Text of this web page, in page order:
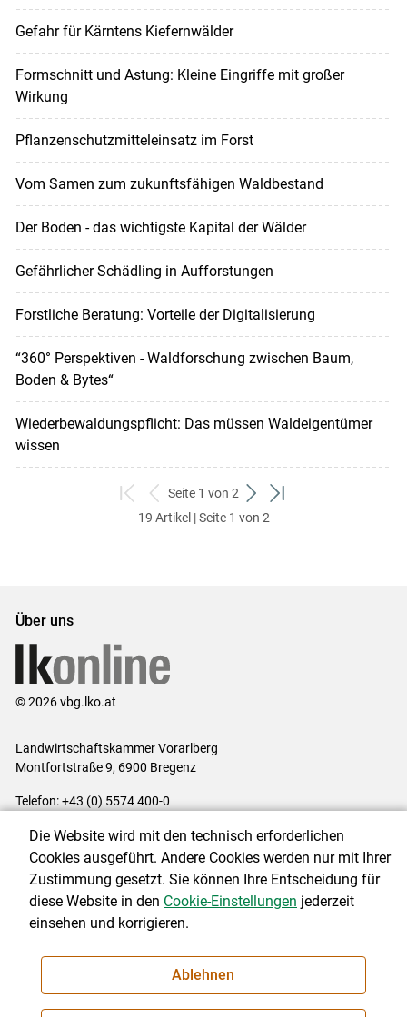
Gefahr für Kärntens Kiefernwälder
Formschnitt und Astung: Kleine Eingriffe mit großer
Wirkung
Pflanzenschutzmitteleinsatz im Forst
Vom Samen zum zukunftsfähigen Waldbestand
Der Boden - das wichtigste Kapital der Wälder
Gefährlicher Schädling in Aufforstungen
Forstliche Beratung: Vorteile der Digitalisierung
“360° Perspektiven - Waldforschung zwischen Baum,
Boden & Bytes“
Wiederbewaldungspflicht: Das müssen Waldeigentümer
wissen
zum
ersten
zurück
zum
Seite 1 von 2
weiter
zum
zum
19 Artikel | Seite 1 von 2
Über uns
© 2026 vbg.lko.at
Landwirtschaftskammer Vorarlberg
Montfortstraße 9, 6900 Bregenz
Telefon: +43 (0) 5574 400-0
Impressum|Kontakt|Datenschutzerklärung|Barrierefreiheit|
Cookie-Einstellungen
NEWSLETTER
Die Website wird mit den technisch erforderlichen
Cookies ausgeführt. Andere Cookies werden nur mit Ihrer
Zustimmung gesetzt. Sie können Ihre Entscheidung für
diese Website in den Cookie-Einstellungen jederzeit
einsehen und korrigieren.
Ablehnen